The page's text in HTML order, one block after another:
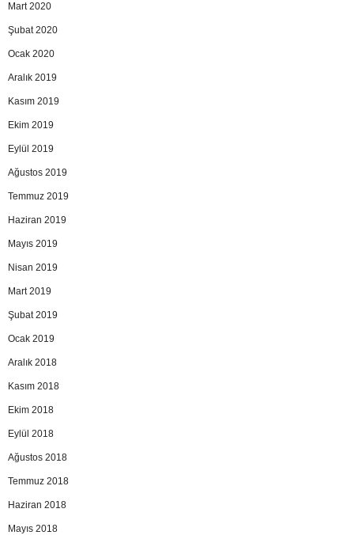
Mart 2020
Şubat 2020
Ocak 2020
Aralık 2019
Kasım 2019
Ekim 2019
Eylül 2019
Ağustos 2019
Temmuz 2019
Haziran 2019
Mayıs 2019
Nisan 2019
Mart 2019
Şubat 2019
Ocak 2019
Aralık 2018
Kasım 2018
Ekim 2018
Eylül 2018
Ağustos 2018
Temmuz 2018
Haziran 2018
Mayıs 2018